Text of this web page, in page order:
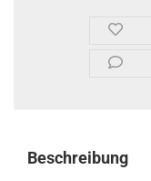
Beschreibung